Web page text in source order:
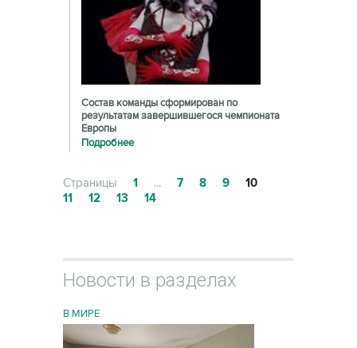
Состав команды сформирован по
результатам завершившегося чемпионата
Европы
Подробнее
Страницы 1 ... 7 8 9
10
11
12 13 14
Новости в разделах
В МИРЕ